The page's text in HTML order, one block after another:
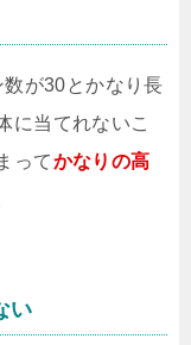
が30とかなり長
に当てれないこ
ってかなりの高
い